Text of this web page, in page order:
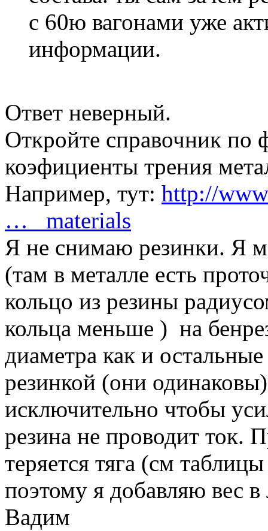
с 60ю вагонами уже
информации.
Ответ неверный.
Откройте справочник по
коэфициенты трения
Например, тут: http://
… _materials
Я не снимаю резинки. Я
(там в металле есть
кольцо из резины
кольца меньше ) на
диаметра как и
резинкой (они
исключительно чтобы
резина не проводит ток.
теряется тяга (см
поэтому я добавляю вес
Вадим